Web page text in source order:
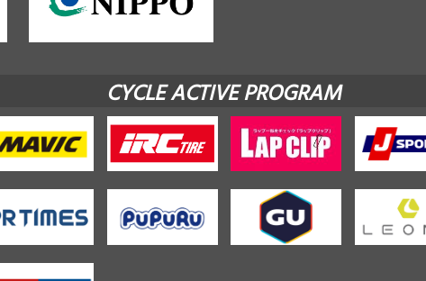
CYCLE ACTIVE PROGRAM